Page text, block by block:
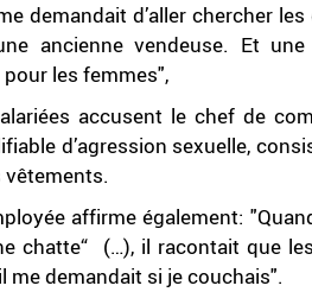
demandait d’aller chercher
ancienne vendeuse. Et
les femmes",
accusent le chef de
d’agression sexuelle,
affirme également:
chatte“ (…), il racontait que
me demandait si je couchais".